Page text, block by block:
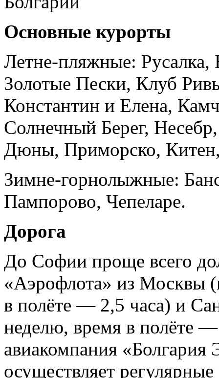
Основные курорты
Летне-пляжные: Русалка,
Золотые Пески, Клуб
Константин и Елена,
Солнечный Берег,
Дюны, Приморско,
Зимне-горнолыжные:
Пампорово, Чепеларе.
Дорога
До Софии проще всего
«Аэрофлота» из Москвы
в полёте — 2,5 часа) и
неделю, время в полёте
авиакомпания «Болгария
осуществляет